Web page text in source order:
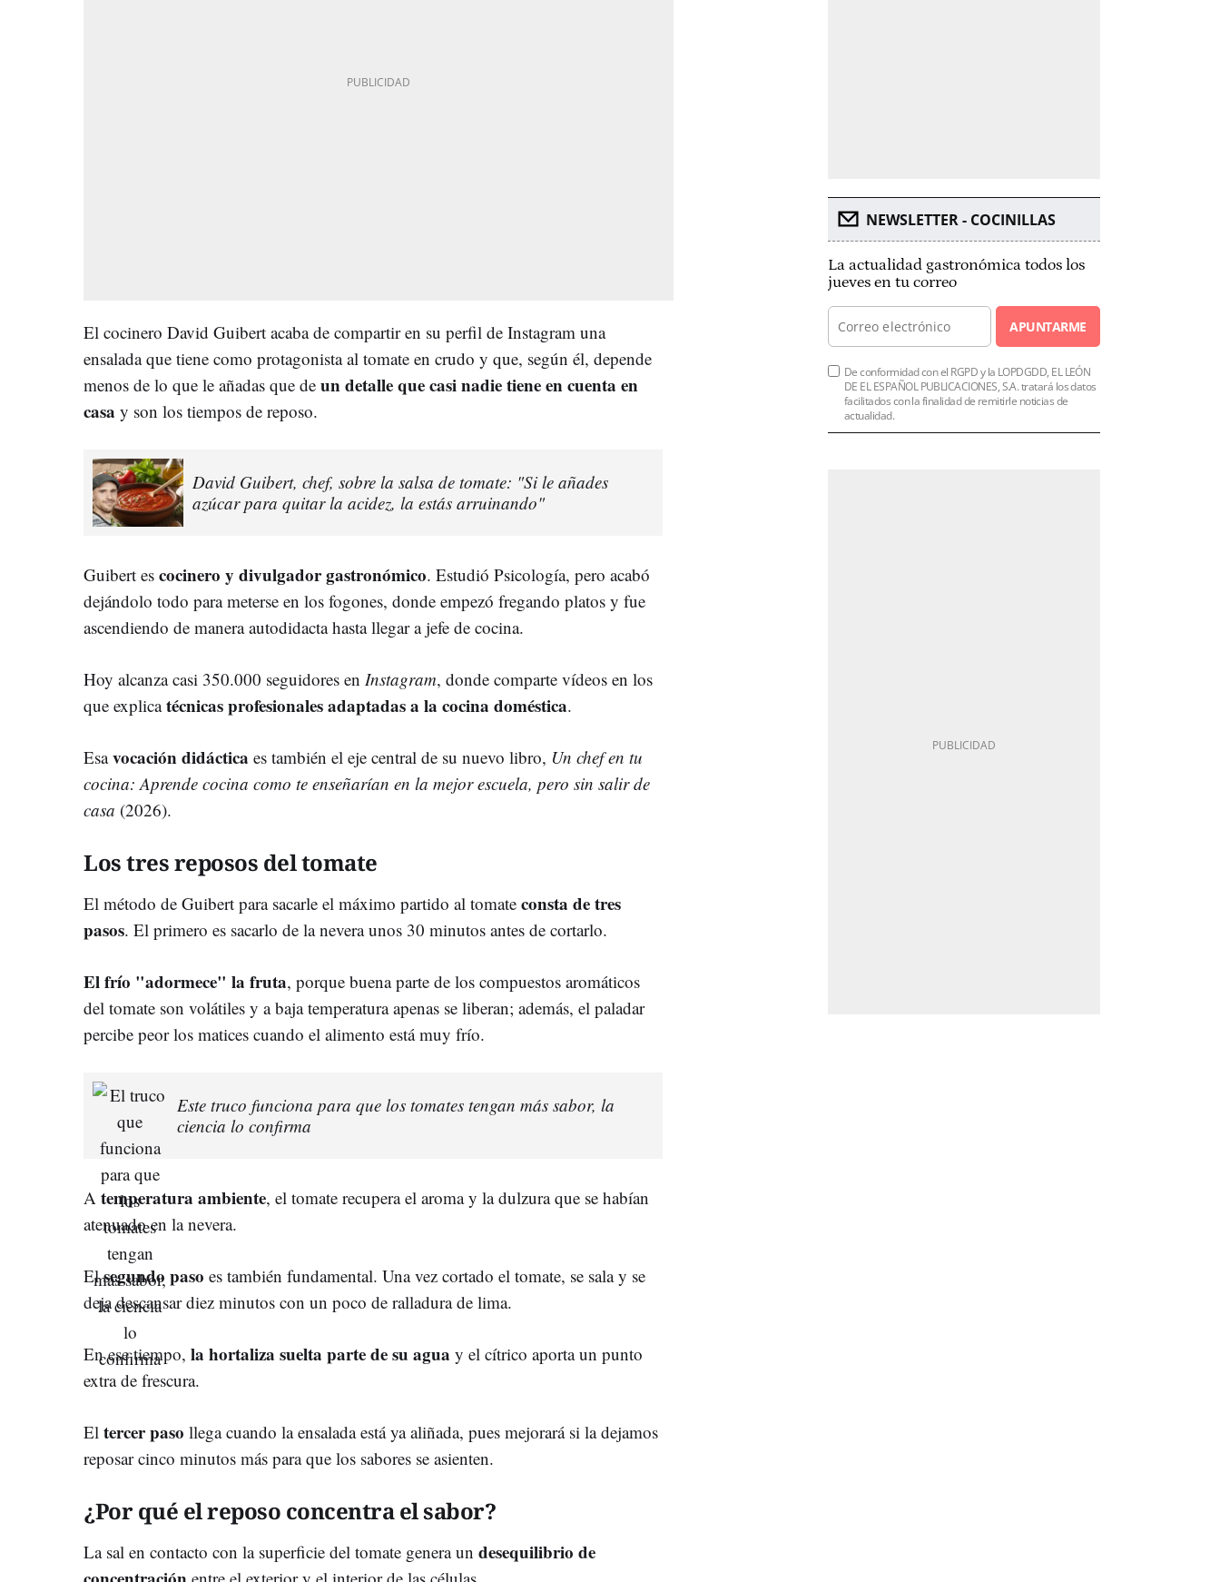
El cocinero David Guibert acaba de compartir en su perfil de Instagram una
ensalada que tiene como protagonista al tomate en crudo y que, según él, depende
menos de lo que le añadas que de un detalle que casi nadie tiene en cuenta en
casa y son los tiempos de reposo.
David Guibert, chef, sobre la salsa de tomate: "Si le añades
azúcar para quitar la acidez, la estás arruinando"
Guibert es cocinero y divulgador gastronómico. Estudió Psicología, pero acabó
dejándolo todo para meterse en los fogones, donde empezó fregando platos y fue
ascendiendo de manera autodidacta hasta llegar a jefe de cocina.
Hoy alcanza casi 350.000 seguidores en Instagram, donde comparte vídeos en los
que explicatécnicas profesionales adaptadas a la cocina doméstica.
Esavocación didáctica es también el eje central de su nuevo libro, Un chef en tu
cocina: Aprende cocina como te enseñarían en la mejor escuela, pero sin salir de
casa (2026).
Los tres reposos del tomate
El método de Guibert para sacarle el máximo partido al tomate consta de tres
pasos. El primero es sacarlo de la nevera unos 30 minutos antes de cortarlo.
El frío "adormece" la fruta, porque buena parte de los compuestos aromáticos
del tomate son volátiles y a baja temperatura apenas se liberan; además, el paladar
percibe peor los matices cuando el alimento está muy frío.
Este truco funciona para que los tomates tengan más sabor, la
ciencia lo confirma
A temperatura ambiente, el tomate recupera el aroma y la dulzura que se habían
atenuado en la nevera.
Elsegundo paso es también fundamental. Una vez cortado el tomate, se sala y se
deja descansar diez minutos con un poco de ralladura de lima.
En ese tiempo, la hortaliza suelta parte de su agua y el cítrico aporta un punto
extra de frescura.
El tercer paso llega cuando la ensalada está ya aliñada, pues mejorará si la dejamos
reposar cinco minutos más para que los sabores se asienten.
¿Por qué el reposo concentra el sabor?
La sal en contacto con la superficie del tomate genera un desequilibrio de
NEWSLETTER - COCINILLAS
La actualidad gastronómica todos los
jueves en tu correo
APUNTARME
De conformidad con el RGPD y la LOPDGDD, EL LEÓN
DE EL ESPAÑOL PUBLICACIONES, S.A. tratará los datos
facilitados con la finalidad de remitirle noticias de
actualidad.